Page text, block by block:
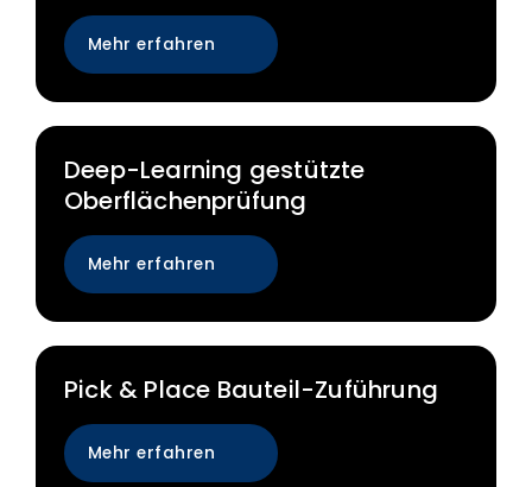
Mehr erfahren
Deep-Learning gestützte
Oberflächenprüfung
Mehr erfahren
Pick & Place Bauteil-Zuführung
Mehr erfahren